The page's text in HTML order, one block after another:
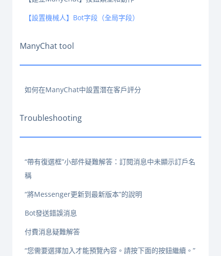
【設置機械人】Bot字段（全局字段）
ManyChat tool
如何在ManyChat中設置潛在客戶評分
Troubleshooting
“帶有復選框”小部件疑難解答：訂閱消息中未顯示訂戶名
稱
“將Messenger更新到最新版本”的說明
Bot發送錯誤消息
付費消息疑難解答
“您需要選擇加入才能預覽內容。請按下面的按鈕繼續。”